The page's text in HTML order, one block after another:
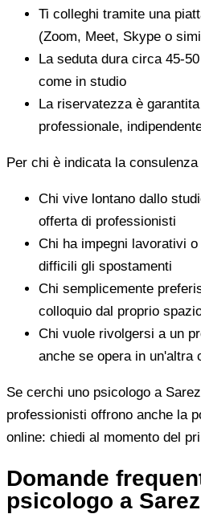
Ti colleghi tramite una
(Zoom, Meet, Skype o
La seduta dura circa 45-
come in studio
La riservatezza è
professionale,
Per chi è indicata la consulenza
Chi vive lontano dallo
offerta di professionisti
Chi ha impegni lavorativi
difficili gli spostamenti
Chi semplicemente
colloquio dal proprio
Chi vuole rivolgersi a un
anche se opera in un'altra
Se cerchi uno psicologo a
professionisti offrono anche la
online: chiedi al momento del
Domande
psicologo a